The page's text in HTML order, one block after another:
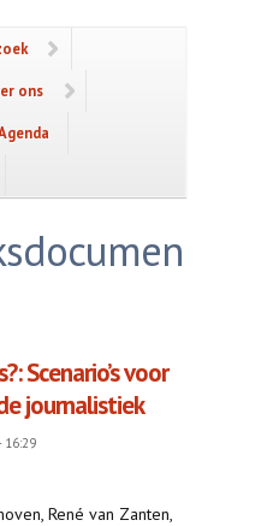
ons
Scenario’s voor
journalistiek
16:29
René van Zanten,